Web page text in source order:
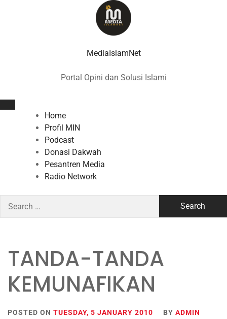
MediaIslamNet
Portal Opini dan Solusi Islami
Home
Profil MIN
Podcast
Donasi Dakwah
Pesantren Media
Radio Network
for:
TANDA-TANDA
KEMUNAFIKAN
POSTED ON TUESDAY, 5 JANUARY 2010 BY ADMIN